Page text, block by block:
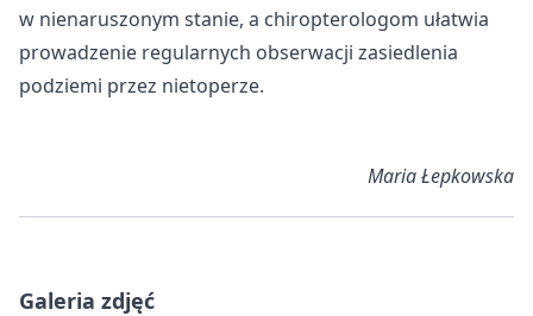
w nienaruszonym stanie, a chiropterologom ułatwia
prowadzenie regularnych obserwacji zasiedlenia
podziemi przez nietoperze.
Maria Łepkowska
Galeria zdjęć